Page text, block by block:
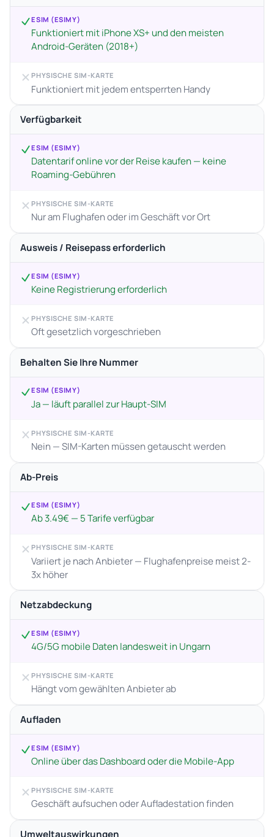
ESIM (ESIMY)
Funktioniert mit iPhone XS+ und den meisten
Android-Geräten (2018+)
PHYSISCHE SIM-KARTE
Funktioniert mit jedem entsperrten Handy
Verfügbarkeit
ESIM (ESIMY)
Datentarif online vor der Reise kaufen — keine
Roaming-Gebühren
PHYSISCHE SIM-KARTE
Nur am Flughafen oder im Geschäft vor Ort
Ausweis / Reisepass erforderlich
ESIM (ESIMY)
Keine Registrierung erforderlich
PHYSISCHE SIM-KARTE
Oft gesetzlich vorgeschrieben
Behalten Sie Ihre Nummer
ESIM (ESIMY)
Ja — läuft parallel zur Haupt-SIM
PHYSISCHE SIM-KARTE
Nein — SIM-Karten müssen getauscht werden
Ab-Preis
ESIM (ESIMY)
Ab 3.49€ — 5 Tarife verfügbar
PHYSISCHE SIM-KARTE
Variiert je nach Anbieter — Flughafenpreise meist 2-
3x höher
Netzabdeckung
ESIM (ESIMY)
4G/5G mobile Daten landesweit in Ungarn
PHYSISCHE SIM-KARTE
Hängt vom gewählten Anbieter ab
Aufladen
ESIM (ESIMY)
Online über das Dashboard oder die Mobile-App
PHYSISCHE SIM-KARTE
Geschäft aufsuchen oder Aufladestation finden
Umweltauswirkungen